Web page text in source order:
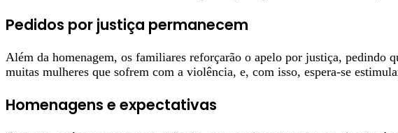
Pedidos por justiça permanecem
Além da homenagem, os familiares reforçarão o apelo por justiça, pedindo
muitas mulheres que sofrem com a violência, e, com isso, espera-se
Homenagens e expectativas